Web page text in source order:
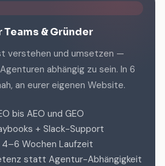
Teams & Gründer
verstehen und umsetzen —
abhängig zu sein. In 6
an eurer eigenen Website.
bis AEO und GEO
+ Slack-Support
4–6 Wochen Laufzeit
statt Agentur-Abhängigkeit